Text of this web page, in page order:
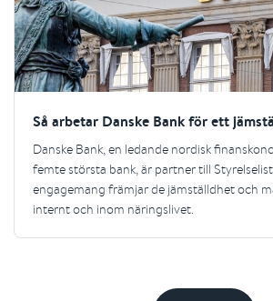
Så arbetar Danske Bank för ett
Danske Bank, en ledande nordisk
femte största bank, är partner till
engagemang främjar de jämställdhet och
internt och inom näringslivet.